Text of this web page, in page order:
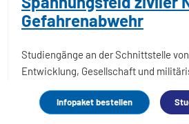
Infopaket bestellen
Gefahrenabwehr
Studiengänge an der Schnittstelle
Entwicklung, Gesellschaft und
Erlernen Sie die Entwicklung und
Technologien, die sowohl in zivilen